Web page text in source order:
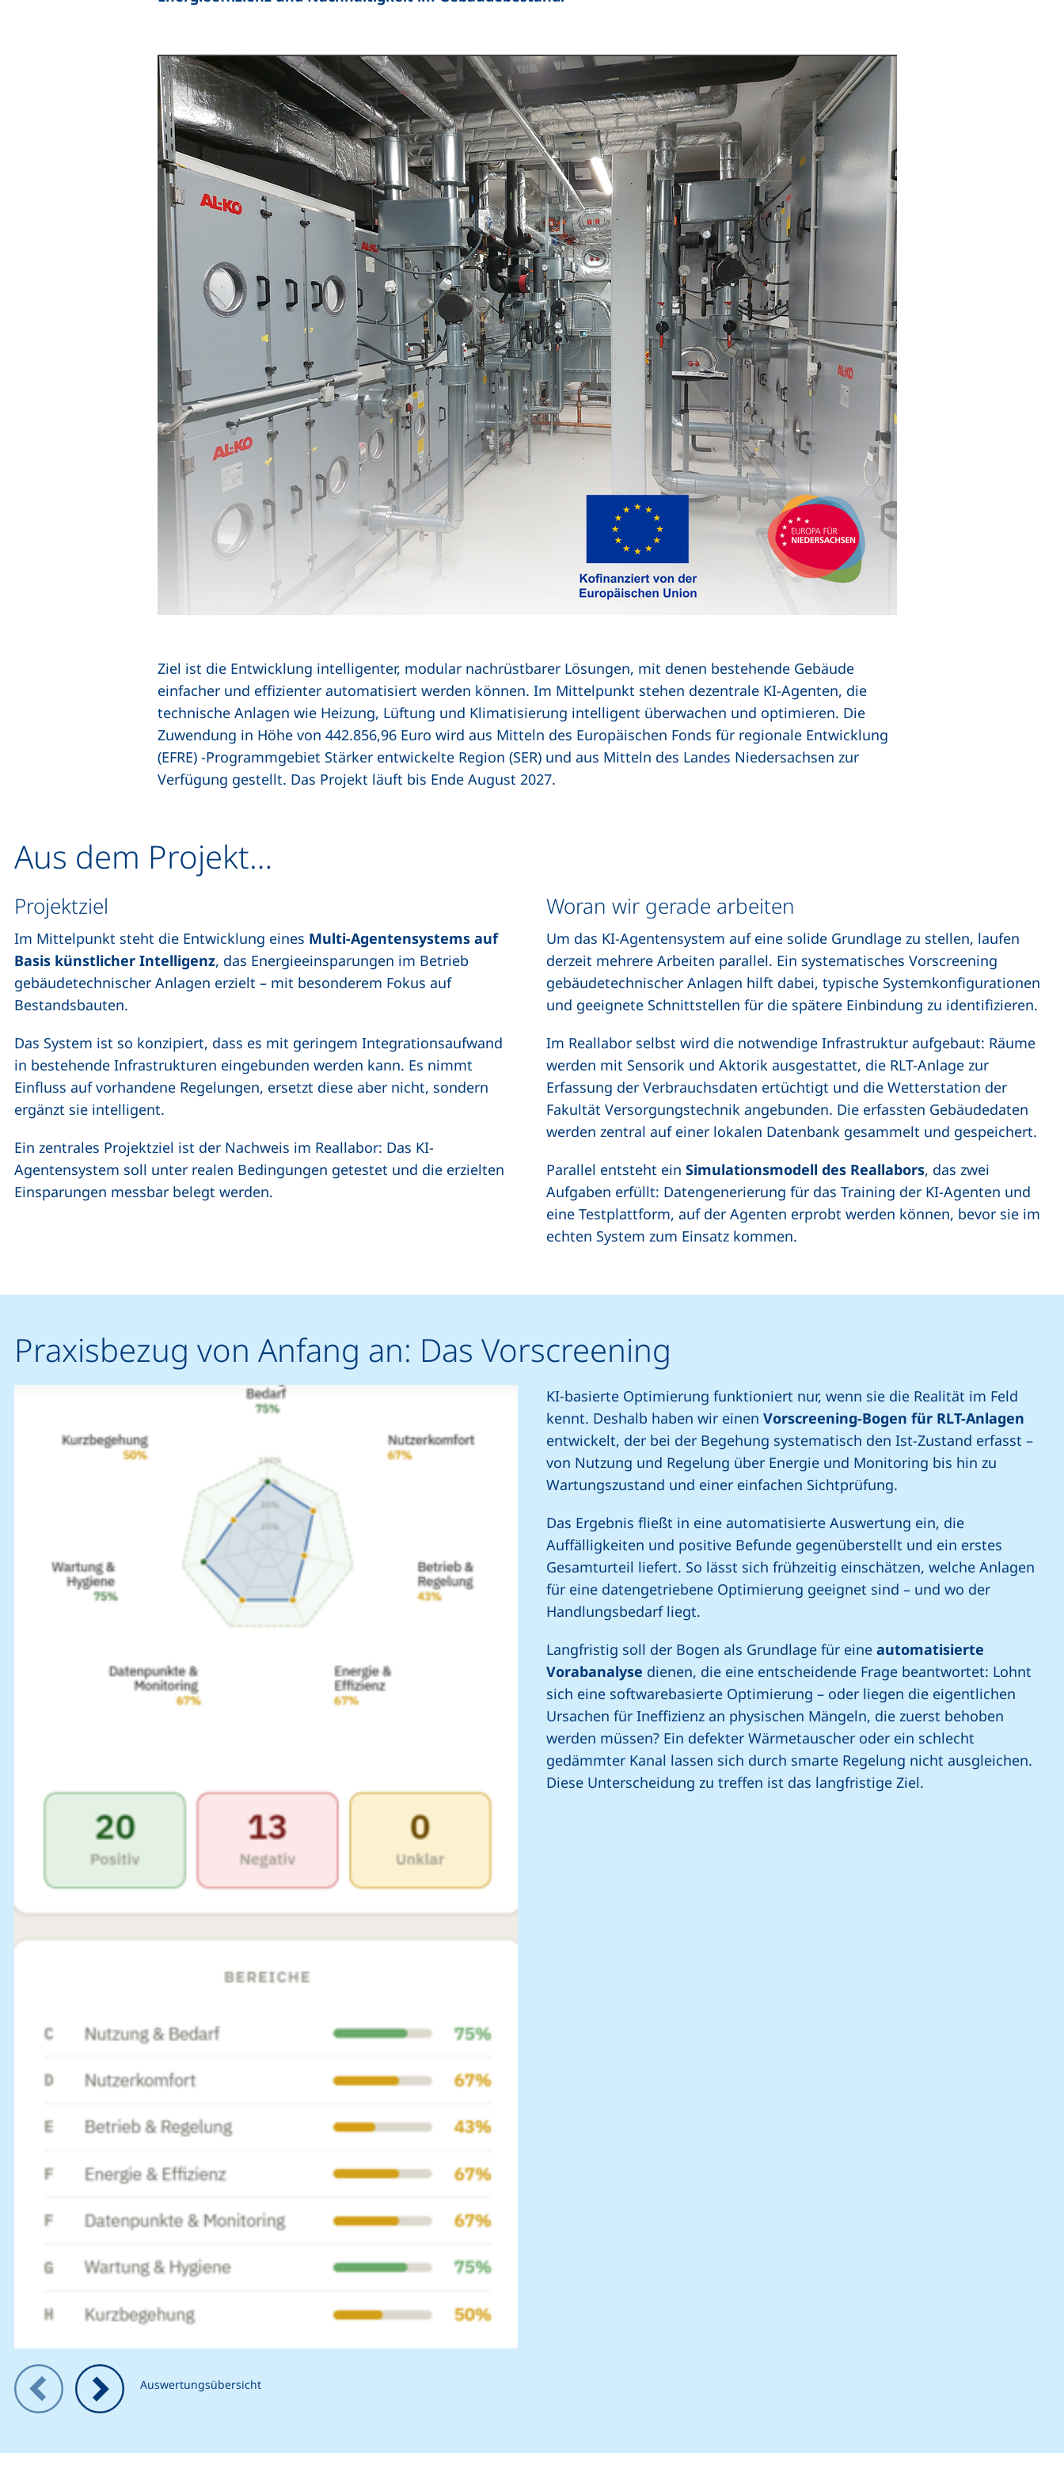
Ziel ist die Entwicklung intelligenter, modular nachrüstbarer Lösungen, mit denen bestehende Gebäude
einfacher und effizienter automatisiert werden können. Im Mittelpunkt stehen dezentrale KI-Agenten, die
technische Anlagen wie Heizung, Lüftung und Klimatisierung intelligent überwachen und optimieren. Die
Zuwendung in Höhe von 442.856,96 Euro wird aus Mitteln des Europäischen Fonds für regionale Entwicklung
(EFRE) -Programmgebiet Stärker entwickelte Region (SER) und aus Mitteln des Landes Niedersachsen zur
Verfügung gestellt. Das Projekt läuft bis Ende August 2027.
Aus dem Projekt…
Projektziel
Im Mittelpunkt steht die Entwicklung eines Multi-Agentensystems auf
Basis künstlicher Intelligenz, das Energieeinsparungen im Betrieb
gebäudetechnischer Anlagen erzielt – mit besonderem Fokus auf
Bestandsbauten.
Das System ist so konzipiert, dass es mit geringem Integrationsaufwand
in bestehende Infrastrukturen eingebunden werden kann. Es nimmt
Einfluss auf vorhandene Regelungen, ersetzt diese aber nicht, sondern
ergänzt sie intelligent.
Ein zentrales Projektziel ist der Nachweis im Reallabor: Das KI-
Agentensystem soll unter realen Bedingungen getestet und die erzielten
Einsparungen messbar belegt werden.
Woran wir gerade arbeiten
Um das KI-Agentensystem auf eine solide Grundlage zu stellen, laufen
derzeit mehrere Arbeiten parallel. Ein systematisches Vorscreening
gebäudetechnischer Anlagen hilft dabei, typische Systemkonfigurationen
und geeignete Schnittstellen für die spätere Einbindung zu identifizieren.
Im Reallabor selbst wird die notwendige Infrastruktur aufgebaut: Räume
werden mit Sensorik und Aktorik ausgestattet, die RLT-Anlage zur
Erfassung der Verbrauchsdaten ertüchtigt und die Wetterstation der
Fakultät Versorgungstechnik angebunden. Die erfassten Gebäudedaten
werden zentral auf einer lokalen Datenbank gesammelt und gespeichert.
Parallel entsteht ein Simulationsmodell des Reallabors, das zwei
Aufgaben erfüllt: Datengenerierung für das Training der KI-Agenten und
eine Testplattform, auf der Agenten erprobt werden können, bevor sie im
echten System zum Einsatz kommen.
Praxisbezug von Anfang an: Das Vorscreening
Auswertungsübersicht
Zeigt Folie 1 von 2
KI-basierte Optimierung funktioniert nur, wenn sie die Realität im Feld
kennt. Deshalb haben wir einen Vorscreening-Bogen für RLT-Anlagen
entwickelt, der bei der Begehung systematisch den Ist-Zustand erfasst –
von Nutzung und Regelung über Energie und Monitoring bis hin zu
Wartungszustand und einer einfachen Sichtprüfung.
Das Ergebnis fließt in eine automatisierte Auswertung ein, die
Auffälligkeiten und positive Befunde gegenüberstellt und ein erstes
Gesamturteil liefert. So lässt sich frühzeitig einschätzen, welche Anlagen
für eine datengetriebene Optimierung geeignet sind – und wo der
Handlungsbedarf liegt.
Langfristig soll der Bogen als Grundlage für eine automatisierte
Vorabanalyse dienen, die eine entscheidende Frage beantwortet: Lohnt
sich eine softwarebasierte Optimierung – oder liegen die eigentlichen
Ursachen für Ineffizienz an physischen Mängeln, die zuerst behoben
werden müssen? Ein defekter Wärmetauscher oder ein schlecht
gedämmter Kanal lassen sich durch smarte Regelung nicht ausgleichen.
Diese Unterscheidung zu treffen ist das langfristige Ziel.